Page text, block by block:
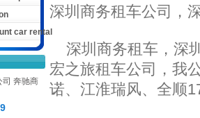
car rental
司 奔驰商
深圳商务租车公司，
深圳商务租车，深
宏之旅租车公司，我
诺、江淮瑞风、全顺